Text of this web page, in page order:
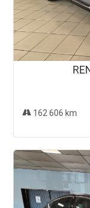
162 606 km